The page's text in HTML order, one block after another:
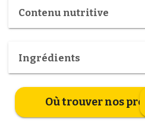
Contenu nutritive
Ingrédients
Où trouver nos